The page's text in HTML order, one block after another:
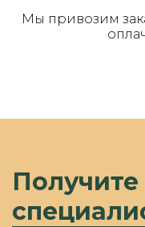
Мы привозим